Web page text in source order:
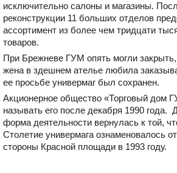
исключительно салоны и магазины.
реконструкции 11 больших отделов
ассортимент из более чем тридцати
товаров.
При Брежневе ГУМ опять могли закрыть,
жена в здешнем ателье любила
ее просьбе универмаг был сохранен.
Акционерное общество «Торговый дом
называть его после декабря 1990 года.
форма деятельности вернулась к той,
Столетие универмага ознаменовалось
стороны Красной площади в 1993 году.